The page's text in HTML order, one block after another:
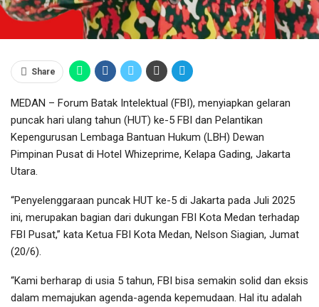
Share
MEDAN – Forum Batak Intelektual (FBI), menyiapkan gelaran
puncak hari ulang tahun (HUT) ke-5 FBI dan Pelantikan
Kepengurusan Lembaga Bantuan Hukum (LBH) Dewan
Pimpinan Pusat di Hotel Whizeprime, Kelapa Gading, Jakarta
Utara.
“Penyelenggaraan puncak HUT ke-5 di Jakarta pada Juli 2025
ini, merupakan bagian dari dukungan FBI Kota Medan terhadap
FBI Pusat,” kata Ketua FBI Kota Medan, Nelson Siagian, Jumat
(20/6).
“Kami berharap di usia 5 tahun, FBI bisa semakin solid dan eksis
dalam memajukan agenda-agenda kepemudaan. Hal itu adalah